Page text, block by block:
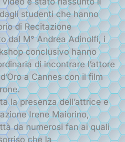
studenti che hanno
di Recitazione
dal M° Andrea Adinolfi, i
conclusivo hanno
di incontrare l’attore
a Cannes con il film
la presenza dell’attrice e
Irene Maiorino,
da numerosi fan ai quali
che la